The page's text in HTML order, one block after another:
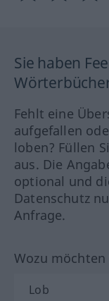
Sie haben
Fehlt eine
aufgefallen
loben? Füllen
aus. Die
optional und
Datenschutz
Anfrage.
Wozu möchten